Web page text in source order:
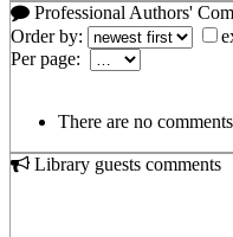
Professional Authors'
Order by:
Per page:
There are no
Library guests comments